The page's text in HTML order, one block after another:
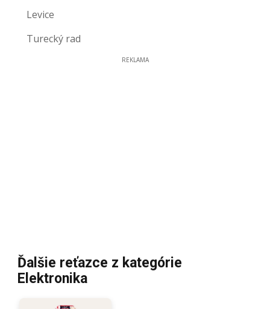
Levice
Turecký rad
REKLAMA
Ďalšie reťazce z kategórie
Elektronika